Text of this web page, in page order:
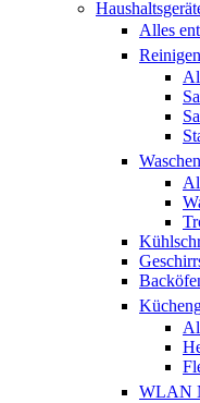
Alles
Reinigen
WLAN